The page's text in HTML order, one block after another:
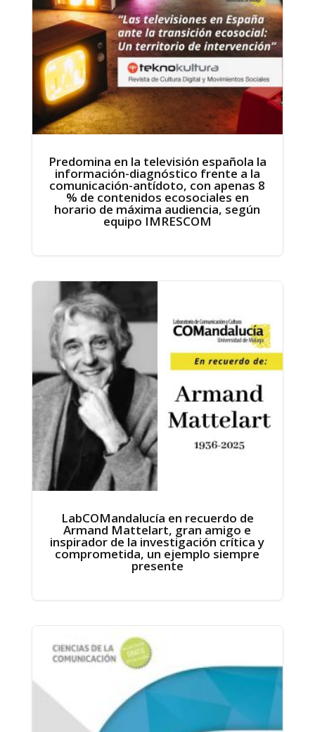
Predomina en la televisión española la
información-diagnóstico frente a la
comunicación-antídoto, con apenas 8
% de contenidos ecosociales en
horario de máxima audiencia, según
equipo IMRESCOM
LabCOMandalucía en recuerdo de
Armand Mattelart, gran amigo e
inspirador de la investigación crítica y
comprometida, un ejemplo siempre
presente